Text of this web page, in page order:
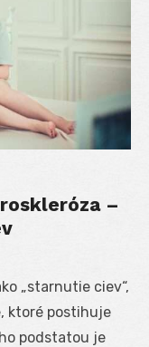
–
„starnutie ciev“,
ktoré postihuje
podstatou je